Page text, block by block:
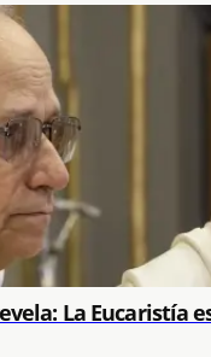
La Eucaristía